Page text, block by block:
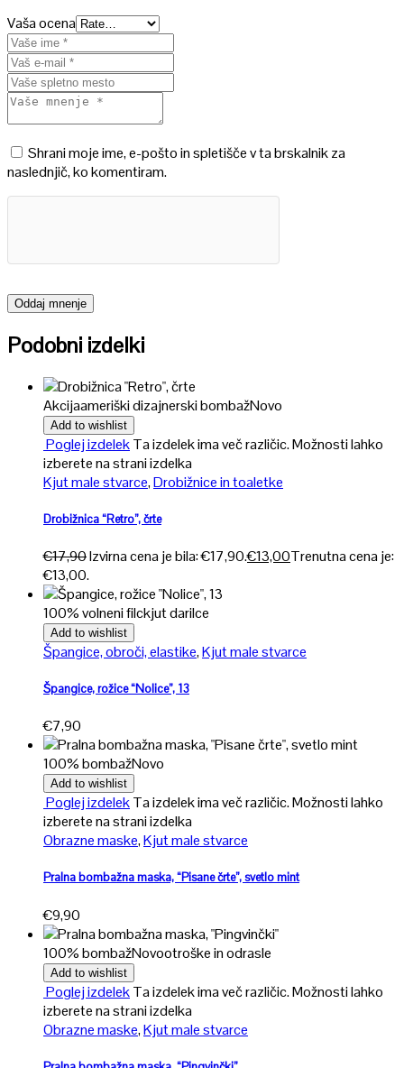
Vaša ocena
Shrani moje ime, e-pošto in spletišče v ta brskalnik za
naslednjič, ko komentiram.
Podobni izdelki
Akcijaameriški dizajnerski bombažNovo
Add to wishlist
Poglej izdelekTa izdelek ima več različic. Možnosti lahko
izberete na strani izdelka
Kjut male stvarce,Drobižnice in toaletke
Drobižnica “Retro”, črte
€17,90Izvirna cena je bila: €17,90.€13,00Trenutna cena je:
€13,00.
100% volneni filckjut darilce
Add to wishlist
Špangice, obroči, elastike,Kjut male stvarce
Špangice, rožice “Nolice”, 13
€7,90
100% bombažNovo
Add to wishlist
Poglej izdelekTa izdelek ima več različic. Možnosti lahko
izberete na strani izdelka
Obrazne maske,Kjut male stvarce
Pralna bombažna maska, “Pisane črte”, svetlo mint
€9,90
100% bombažNovootroške in odrasle
Add to wishlist
Poglej izdelekTa izdelek ima več različic. Možnosti lahko
izberete na strani izdelka
Obrazne maske,Kjut male stvarce